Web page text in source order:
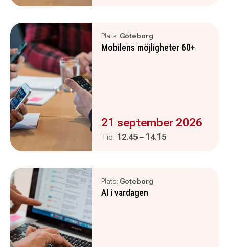
Plats: Göteborg
Mobilens möjligheter 60+
Evenemanget är :
21 september 2026
Tid: Pågår mellan
12.45 – och
14.15
Plats: Göteborg
AI i vardagen